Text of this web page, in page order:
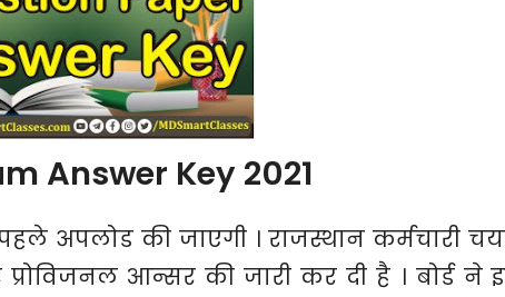
Answer Key 2021
अपलोड की जाएगी । राजस्थान कर्मचारी
आन्सर की जारी कर दी है । बोर्ड ने